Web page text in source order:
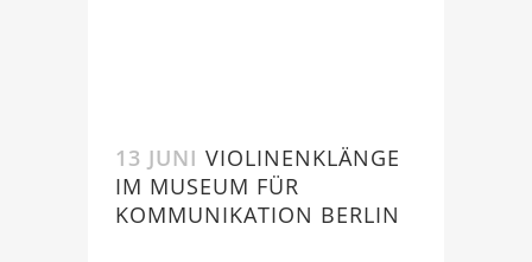
13 JUNI VIOLINENKLÄNGE
IM MUSEUM FÜR
KOMMUNIKATION BERLIN